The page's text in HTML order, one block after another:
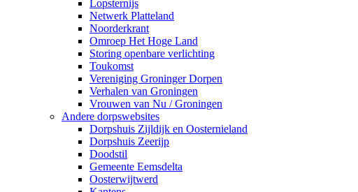
Lopsternijs
Netwerk Platteland
Noorderkrant
Omroep Het Hoge Land
Storing openbare verlichting
Toukomst
Vereniging Groninger Dorpen
Verhalen van Groningen
Vrouwen van Nu / Groningen
Andere dorpswebsites
Dorpshuis Zijldijk en Oosternieland
Dorpshuis Zeerijp
Doodstil
Gemeente Eemsdelta
Oosterwijtwerd